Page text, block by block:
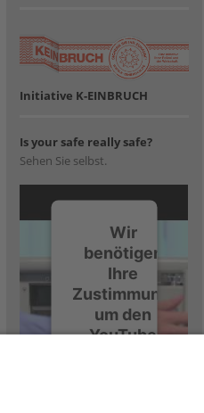
Initiative K-EINBRUCH
Is your safe really safe?
Sehen Sie selbst.
Wir
benötigen
Ihre
Zustimmung,
um den
YouTube